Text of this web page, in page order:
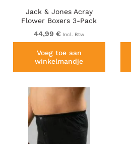
Jack & Jones Acray
Flower Boxers 3-Pack
Black/Navy
44,99 € Incl. Btw
Voeg toe aan
winkelmandje